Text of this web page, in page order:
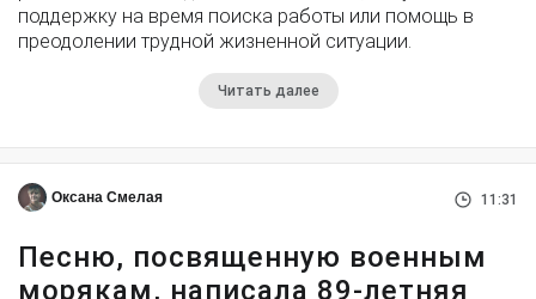
поддержку на время поиска работы или помощь в
преодолении трудной жизненной ситуации.
Читать далее
Оксана Смелая 11:31
Песню, посвященную военным
морякам, написала 89-летняя